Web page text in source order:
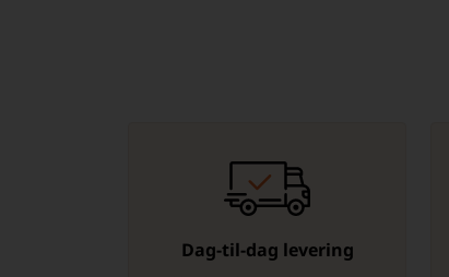
Dag-til-dag levering